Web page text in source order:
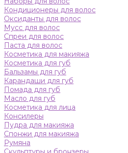
Кондиционеры для волос
Оксиданты для волос
Мусс для волос
Спреи для волос
Паста для волос
Косметика для макияжа
Косметика для губ
Бальзамы для губ
Карандаши для губ
Помада для губ
Масло для губ
Косметика для лица
Консилеры
Пудра для макияжа
Спонжи для макияжа
Румяна